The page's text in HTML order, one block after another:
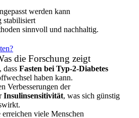
werden kann
stabilisiert
sinnvoll und nachhaltig.
die Forschung zeigt
dass Fasten bei Typ‑2‑Diabetes
haben kann.
Verbesserungen der
Insulinsensitivität, was sich günstig
erreichen viele Menschen